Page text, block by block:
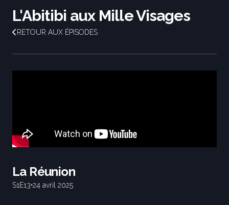
L'Abitibi aux Mille Visages
RETOUR AUX ÉPISODES
La Réunion
S1 E13•24 avril 2025